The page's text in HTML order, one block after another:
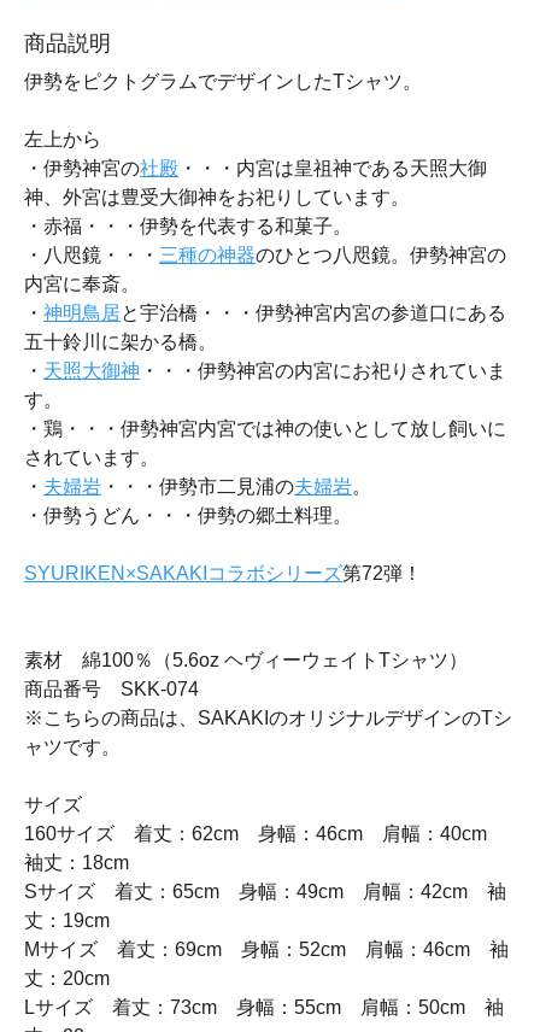
商品説明
伊勢をピクトグラムでデザインしたTシャツ。
左上から
・伊勢神宮の社殿 ・・・内宮は皇祖神である天照大御
神、外宮は豊受大御神をお祀りしています。
・赤福・・・伊勢を代表する和菓子。
・八咫鏡・・・ 三種の神器のひとつ八咫鏡。伊勢神宮の
内宮に奉斎。
・ 神明鳥居と宇治橋・・・伊勢神宮内宮の参道口にある
五十鈴川に架かる橋。
・ 天照大御神 ・・・伊勢神宮の内宮にお祀りされていま
す。
・鶏・・・伊勢神宮内宮では神の使いとして放し飼いに
されています。
・ 夫婦岩 ・・・伊勢市二見浦の夫婦岩。
・伊勢うどん・・・伊勢の郷土料理。
SYURIKEN×SAKAKIコラボシリーズ第72弾！
素材 綿100％（5.6oz ヘヴィーウェイトTシャツ）
商品番号 SKK-074
※こちらの商品は、SAKAKIのオリジナルデザインのTシ
ャツです。
サイズ
160サイズ 着丈：62cm 身幅：46cm 肩幅：40cm
袖丈：18cm
Sサイズ 着丈：65cm 身幅：49cm 肩幅：42cm 袖
丈：19cm
Mサイズ 着丈：69cm 身幅：52cm 肩幅：46cm 袖
丈：20cm
Lサイズ 着丈：73cm 身幅：55cm 肩幅：50cm 袖